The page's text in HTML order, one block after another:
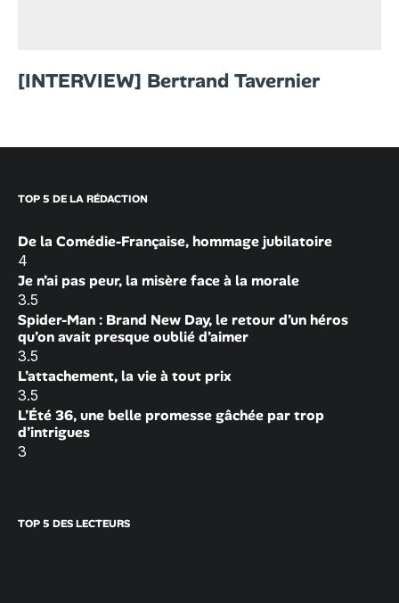
[INTERVIEW] Bertrand Tavernier
TOP 5 DE LA RÉDACTION
De la Comédie-Française, hommage jubilatoire
4
Je n’ai pas peur, la misère face à la morale
3.5
Spider-Man : Brand New Day, le retour d’un héros
qu’on avait presque oublié d’aimer
3.5
L’attachement, la vie à tout prix
3.5
L’Été 36, une belle promesse gâchée par trop
d’intrigues
3
TOP 5 DES LECTEURS